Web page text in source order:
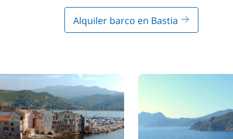
Alquiler barco en Bastia